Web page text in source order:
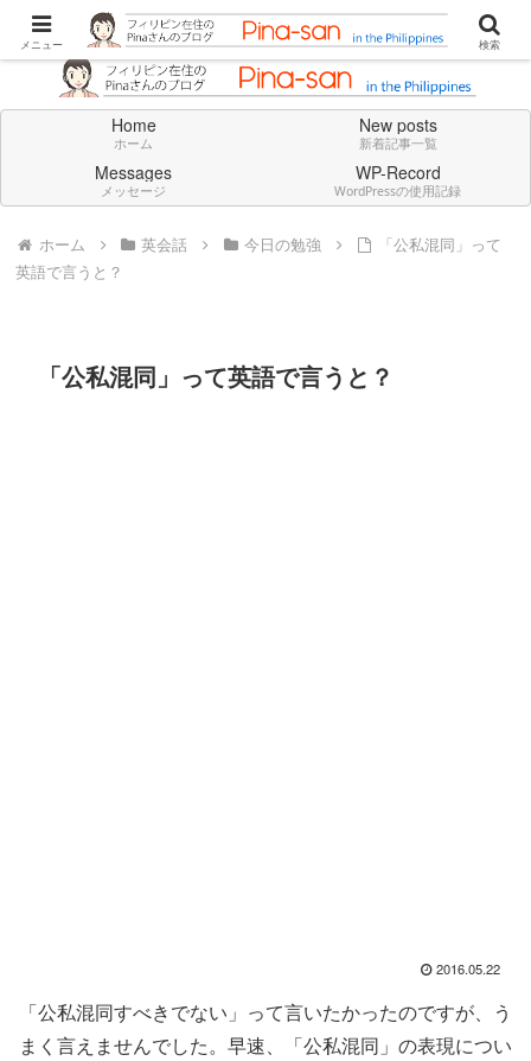
Don't think deeply. Feel always in English.
Home
ホーム
New posts
新着記事一覧
Messages
メッセージ
WP-Record
WordPressの使用記録
ホーム 英会話 今日の勉強
「公私混同」って
英語で言うと？
「公私混同」って英語で言うと？
2016.05.22
「公私混同すべきでない」って言いたかったのですが、う
まく言えませんでした。早速、「公私混同」の表現につい
メニュー 検索